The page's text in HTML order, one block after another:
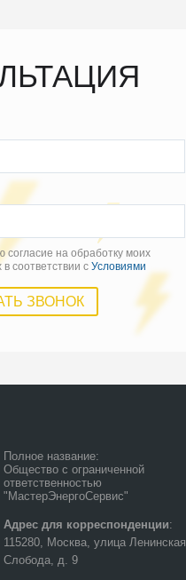
согласие на обработку моих
соответствии с Условиями
Полное название:
Общество с ограниченной
ответственностью
"МастерЭнергоСервис"
Адрес для корреспонденции:
115280, Москва, улица Ленинская
Слобода, д. 9